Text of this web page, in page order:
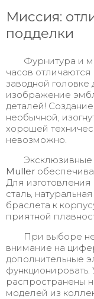
Миссия:
подделки
Фурнитура и
часов
заводной
изображение
деталей!
необычной,
хорошей
невозможно.
Эксклюзивные
Muller
Для
сталь,
браслета к
приятной
При выборе
внимание на
дополнительные
функционировать.
распространены
моделей из